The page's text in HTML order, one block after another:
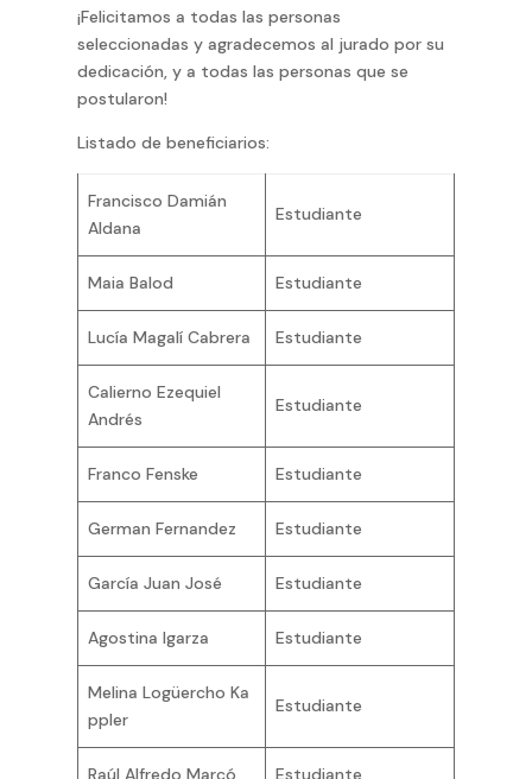
¡Felicitamos a todas las personas
seleccionadas y agradecemos al jurado por su
dedicación, y a todas las personas que se
postularon!
Listado de beneficiarios:
Francisco Damián
Aldana
Estudiante
Maia Balod Estudiante
Lucía Magalí Cabrera Estudiante
Calierno Ezequiel
Andrés
Estudiante
Franco Fenske Estudiante
German Fernandez Estudiante
García Juan José Estudiante
Agostina Igarza Estudiante
Melina Logüercho Ka
ppler
Estudiante
Raúl Alfredo Marcó Estudiante